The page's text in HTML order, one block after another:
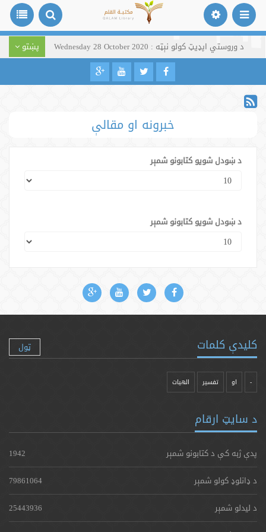
د وروستي اپډیټ کولو نېټه : Wednesday 28 October 2020 پښتو
خبرونه او مقالې
د ښودل شویو کتابونو شمېر
د ښودل شویو کتابونو شمېر
کلیدې کلمات ټول
- او تفسیر الهیات
د سایټ ارقام
پدې ژبه کې د کتابونو شمېر
1942
د ډانلوډ کولو شمېر
79861064
د لیدلو شمېر
25443936